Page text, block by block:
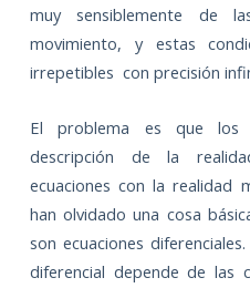
muy sensiblemente de
movimiento, y estas
irrepetibles con precisión
El problema es que los
descripción de la
ecuaciones con la realidad
han olvidado una cosa
son ecuaciones
diferencial depende de las